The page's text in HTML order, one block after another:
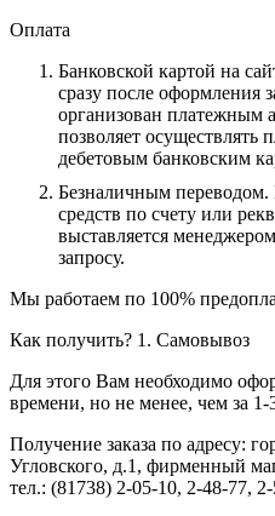
Оплата
Банковской картой на
сразу после оформления
организован платежным
позволяет
дебетовым банковским
Безналичным переводом.
средств по счету или
выставляется
запросу.
Мы работаем по 100%
Как получить? 1. Самовывоз
Для этого Вам необходимо
времени, но не менее, чем за
Получение заказа по адресу:
Угловского, д.1, фирменный
тел.: (81738) 2-05-10, 2-48-77,